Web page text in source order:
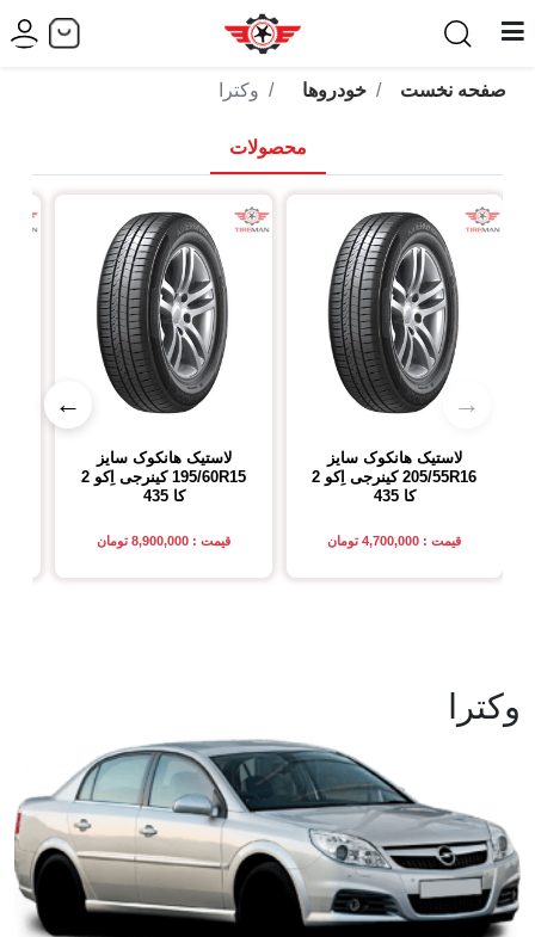
صفحه نخست خودروها وکترا
محصولات
→
←
لاستیک هانکوک سایز
205/55R16
کینرجی اِکو 2
کا 435
قیمت : 4,700,000 تومان
لاستیک هانکوک سایز
195/60R15
کینرجی اِکو 2
کا 435
قیمت : 8,900,000 تومان
وکترا